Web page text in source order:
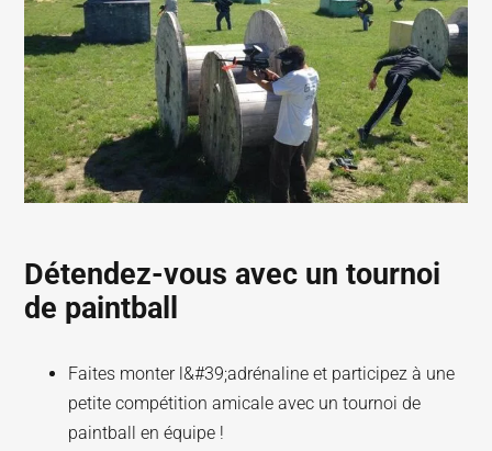
Détendez-vous avec un tournoi
de paintball
Faites monter l&#39;adrénaline et participez à une
petite compétition amicale avec un tournoi de
paintball en équipe !